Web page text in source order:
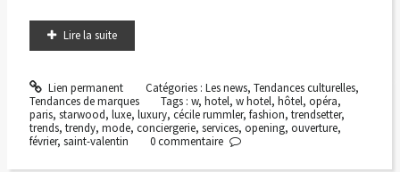
Lire la suite
Lien permanent Catégories : Les news, Tendances culturelles,
Tendances de marques
Tags :w,hotel,w hotel,hôtel,opéra,
paris, starwood, luxe, luxury, cécile rummler, fashion, trendsetter,
trends, trendy, mode, conciergerie, services, opening, ouverture,
février, saint-valentin 0commentaire